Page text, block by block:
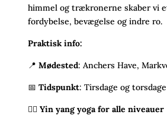
himmel og trækronerne skaber vi
fordybelse, bevægelse og indre ro.
Praktisk info:
📍 Mødested: Anchers Have,
📅 Tidspunkt: Tirsdage og
🧘‍♀️ Yin yang yoga for alle niveauer